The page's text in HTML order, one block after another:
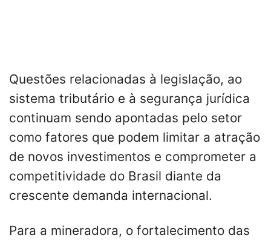
Questões relacionadas à legislação, ao
sistema tributário e à segurança jurídica
continuam sendo apontadas pelo setor
como fatores que podem limitar a atração
de novos investimentos e comprometer a
competitividade do Brasil diante da
crescente demanda internacional.
Para a mineradora, o fortalecimento das